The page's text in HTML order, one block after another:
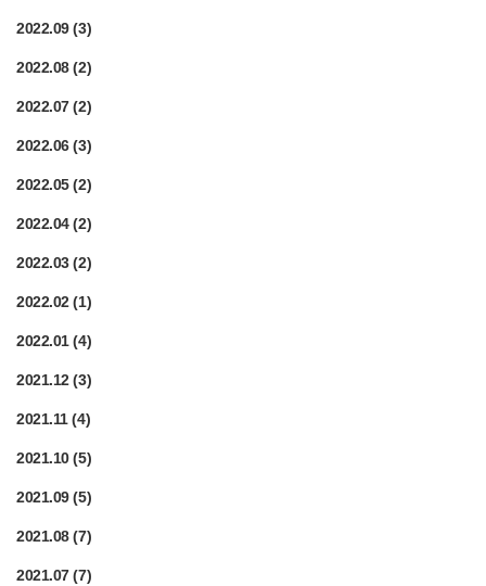
2022.09(3)
2022.08(2)
2022.07(2)
2022.06(3)
2022.05(2)
2022.04(2)
2022.03(2)
2022.02(1)
2022.01(4)
2021.12(3)
2021.11(4)
2021.10(5)
2021.09(5)
2021.08(7)
2021.07(7)